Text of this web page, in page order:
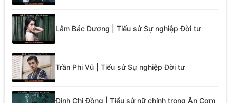
Lâm Bác Dương | Tiểu sử Sự nghiệp Đời tư
Trần Phi Vũ | Tiểu sử Sự nghiệp Đời tư
Đinh Chi Đồng | Tiểu sử nữ chính trong Ăn Cơm